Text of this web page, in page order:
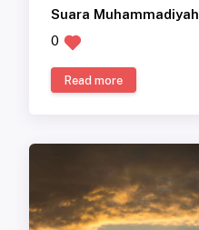
Suara Muhammadiyah
0
Read more